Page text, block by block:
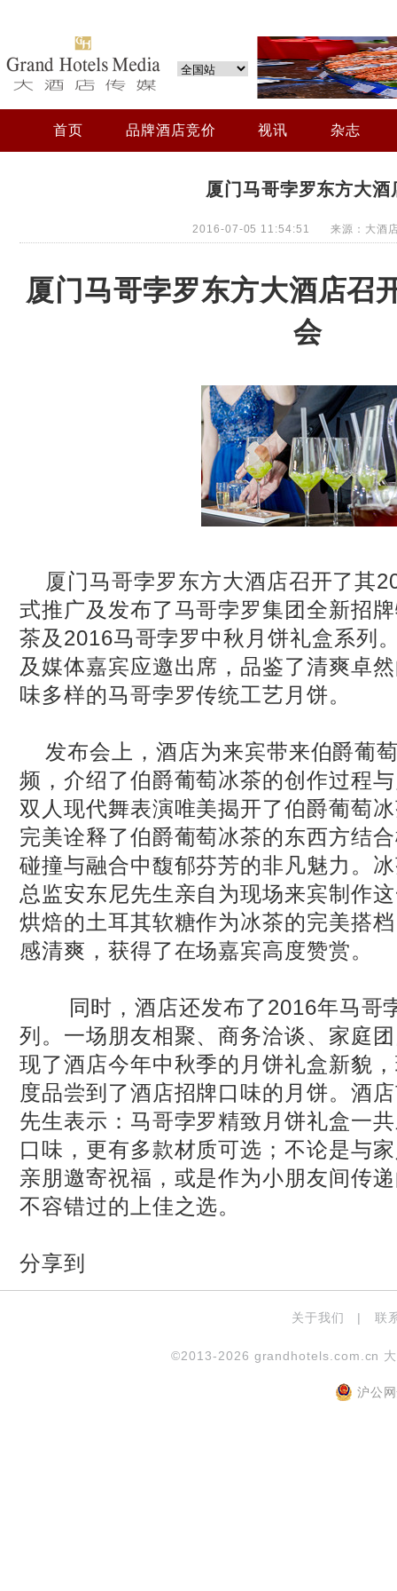
首页 品牌酒店竞价 视讯 杂志
厦门马哥孛罗东方大酒
2016-07-05 11:54:51 来源：大酒
厦门马哥孛罗东方大酒店召
会
厦门马哥孛罗东方大酒店召开了其
式推广及发布了马哥孛罗集团全新招
茶及2016马哥孛罗中秋月饼礼盒系列
及媒体嘉宾应邀出席，品鉴了清爽卓
味多样的马哥孛罗传统工艺月饼。
发布会上，酒店为来宾带来伯爵葡
频，介绍了伯爵葡萄冰茶的创作过程
双人现代舞表演唯美揭开了伯爵葡萄
完美诠释了伯爵葡萄冰茶的东西方结
碰撞与融合中馥郁芬芳的非凡魅力。
总监安东尼先生亲自为现场来宾制作
烘焙的土耳其软糖作为冰茶的完美搭
感清爽，获得了在场嘉宾高度赞赏。
同时，酒店还发布了2016年马哥
列。一场朋友相聚、商务洽谈、家庭
现了酒店今年中秋季的月饼礼盒新貌
度品尝到了酒店招牌口味的月饼。酒
先生表示：马哥孛罗精致月饼礼盒一
口味，更有多款材质可选；不论是与
亲朋邀寄祝福，或是作为小朋友间传
不容错过的上佳之选。
分享到
关于我们 | 联
©2013-2026 grandhotels.com.cn
沪公